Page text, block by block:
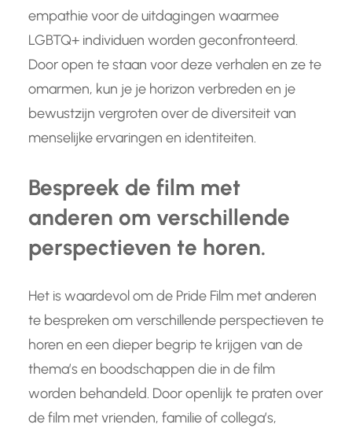
empathie voor de uitdagingen waarmee
LGBTQ+ individuen worden geconfronteerd.
Door open te staan voor deze verhalen en ze te
omarmen, kun je je horizon verbreden en je
bewustzijn vergroten over de diversiteit van
menselijke ervaringen en identiteiten.
Bespreek de film met
anderen om verschillende
perspectieven te horen.
Het is waardevol om de Pride Film met anderen
te bespreken om verschillende perspectieven te
horen en een dieper begrip te krijgen van de
thema’s en boodschappen die in de film
worden behandeld. Door openlijk te praten over
de film met vrienden, familie of collega’s,